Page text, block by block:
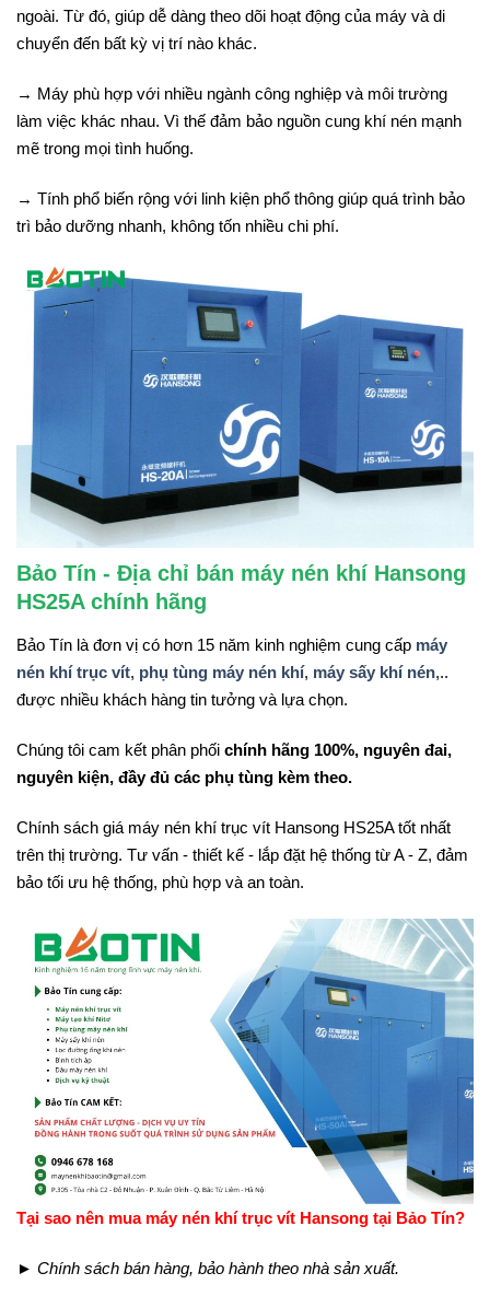
ngoài. Từ đó, giúp dễ dàng theo dõi hoạt động của máy và di
chuyển đến bất kỳ vị trí nào khác.
→ Máy phù hợp với nhiều ngành công nghiệp và môi trường
làm việc khác nhau. Vì thế đảm bảo nguồn cung khí nén mạnh
mẽ trong mọi tình huống.
→ Tính phổ biến rộng với linh kiện phổ thông giúp quá trình bảo
trì bảo dưỡng nhanh, không tốn nhiều chi phí.
Bảo Tín - Địa chỉ bán máy nén khí Hansong
HS25A chính hãng
Bảo Tín là đơn vị có hơn 15 năm kinh nghiệm cung cấp máy
nén khí trục vít, phụ tùng máy nén khí, máy sấy khí nén,..
được nhiều khách hàng tin tưởng và lựa chọn.
Chúng tôi cam kết phân phối chính hãng 100%, nguyên đai,
nguyên kiện, đầy đủ các phụ tùng kèm theo.
Chính sách giá máy nén khí trục vít Hansong HS25A tốt nhất
trên thị trường. Tư vấn - thiết kế - lắp đặt hệ thống từ A - Z, đảm
bảo tối ưu hệ thống, phù hợp và an toàn.
Tại sao nên mua máy nén khí trục vít Hansong tại Bảo Tín?
► Chính sách bán hàng, bảo hành theo nhà sản xuất.